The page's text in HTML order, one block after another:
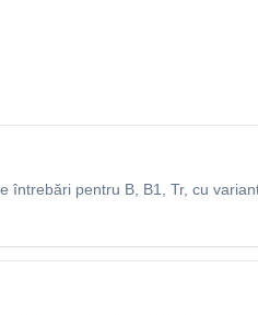
întrebări pentru B, B1, Tr, cu